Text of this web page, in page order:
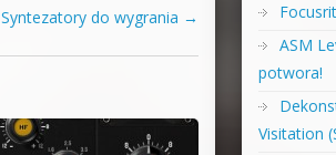
Syntezatory do wygrania →
ASM
potwora!
Visitation